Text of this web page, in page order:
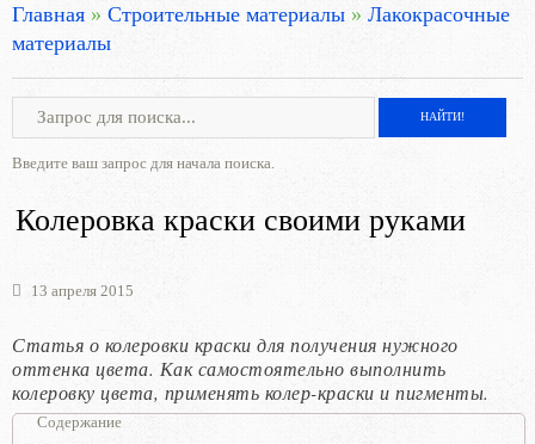
Главная » Строительные материалы » Лакокрасочные
материалы
Введите ваш запрос для начала поиска.
Колеровка краски своими руками
13 апреля 2015
Статья о колеровки краски для получения нужного
оттенка цвета. Как самостоятельно выполнить
колеровку цвета, применять колер-краски и пигменты.
Содержание